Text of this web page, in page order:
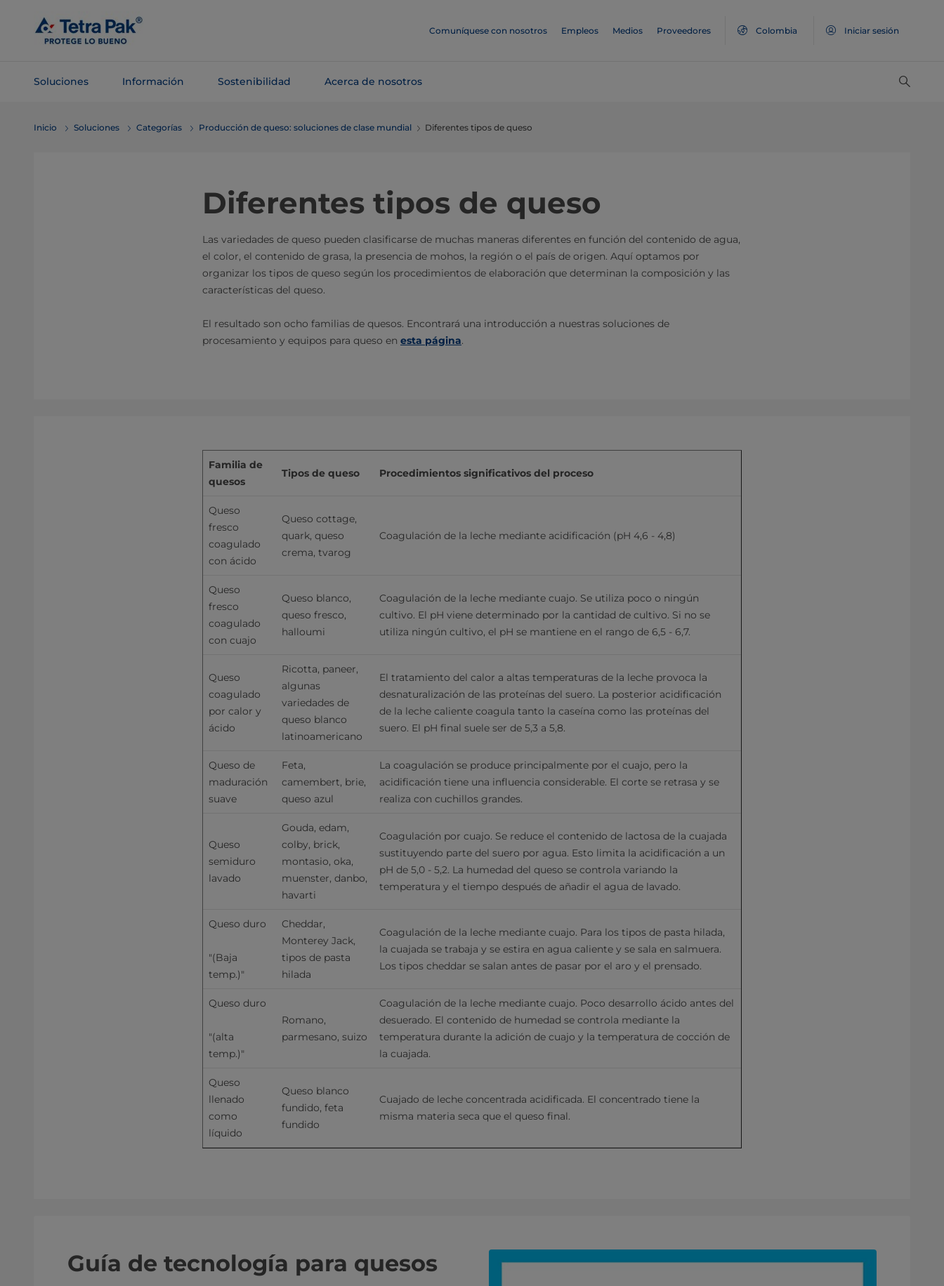
contenido
principal
Comuníquese con nosotros Empleos Medios Proveedores Colombia Iniciar sesión
Soluciones Información Sostenibilidad Acerca de nosotros
navegación
Inicio Soluciones Categorías Producción de queso: soluciones de clase mundial Diferentes tipos de queso
Diferentes tipos de queso
Las variedades de queso pueden clasificarse de muchas maneras diferentes en función del contenido de agua,
el color, el contenido de grasa, la presencia de mohos, la región o el país de origen. Aquí optamos por
organizar los tipos de queso según los procedimientos de elaboración que determinan la composición y las
características del queso.
El resultado son ocho familias de quesos. Encontrará una introducción a nuestras soluciones de
procesamiento y equipos para queso en esta página.
Familia de
quesos
Tipos de queso Procedimientos significativos del proceso
Queso
fresco
coagulado
con ácido
Queso cottage,
quark, queso
crema, tvarog
Coagulación de la leche mediante acidificación (pH 4,6 - 4,8)
Queso
fresco
coagulado
con cuajo
Queso blanco,
queso fresco,
halloumi
Coagulación de la leche mediante cuajo. Se utiliza poco o ningún
cultivo. El pH viene determinado por la cantidad de cultivo. Si no se
utiliza ningún cultivo, el pH se mantiene en el rango de 6,5 - 6,7.
Queso
coagulado
por calor y
ácido
Ricotta, paneer,
algunas
variedades de
queso blanco
latinoamericano
El tratamiento del calor a altas temperaturas de la leche provoca la
desnaturalización de las proteínas del suero. La posterior acidificación
de la leche caliente coagula tanto la caseína como las proteínas del
suero. El pH final suele ser de 5,3 a 5,8.
Queso de
maduración
suave
Feta,
camembert, brie,
queso azul
La coagulación se produce principalmente por el cuajo, pero la
acidificación tiene una influencia considerable. El corte se retrasa y se
realiza con cuchillos grandes.
Queso
semiduro
lavado
Gouda, edam,
colby, brick,
montasio, oka,
muenster, danbo,
havarti
Coagulación por cuajo. Se reduce el contenido de lactosa de la cuajada
sustituyendo parte del suero por agua. Esto limita la acidificación a un
pH de 5,0 - 5,2. La humedad del queso se controla variando la
temperatura y el tiempo después de añadir el agua de lavado.
Queso duro
"(Baja
temp.)"
Cheddar,
Monterey Jack,
tipos de pasta
hilada
Coagulación de la leche mediante cuajo. Para los tipos de pasta hilada,
la cuajada se trabaja y se estira en agua caliente y se sala en salmuera.
Los tipos cheddar se salan antes de pasar por el aro y el prensado.
Queso duro
"(alta
temp.)"
Romano,
parmesano, suizo
Coagulación de la leche mediante cuajo. Poco desarrollo ácido antes del
desuerado. El contenido de humedad se controla mediante la
temperatura durante la adición de cuajo y la temperatura de cocción de
la cuajada.
​​​​​​​​​​​​Queso
llenado
como
líquido
Queso blanco
fundido, feta
fundido
Cuajado de leche concentrada acidificada. El concentrado tiene la
misma materia seca que el queso final.
Guía de tecnología para quesos